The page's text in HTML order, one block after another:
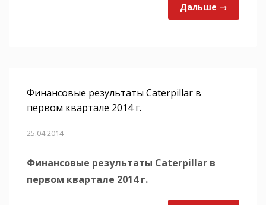
Дальше →
Финансовые результаты Caterpillar в
первом квартале 2014 г.
25.04.2014
Финансовые результаты Caterpillar в
первом квартале 2014 г.